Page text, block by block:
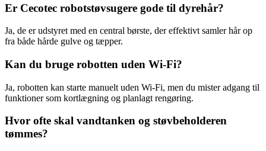
Er Cecotec robotstøvsugere gode til dyrehår?
Ja, de er udstyret med en central børste, der effektivt samler hår op
fra både hårde gulve og tæpper.
Kan du bruge robotten uden Wi-Fi?
Ja, robotten kan starte manuelt uden Wi-Fi, men du mister adgang til
funktioner som kortlægning og planlagt rengøring.
Hvor ofte skal vandtanken og støvbeholderen
tømmes?